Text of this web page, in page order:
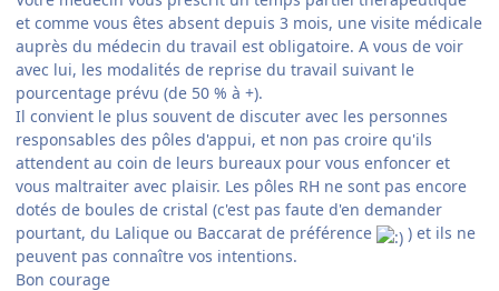
et comme vous êtes absent depuis 3 mois, une visite médicale
auprès du médecin du travail est obligatoire. A vous de voir
avec lui, les modalités de reprise du travail suivant le
pourcentage prévu (de 50 % à +).
Il convient le plus souvent de discuter avec les personnes
responsables des pôles d'appui, et non pas croire qu'ils
attendent au coin de leurs bureaux pour vous enfoncer et
vous maltraiter avec plaisir. Les pôles RH ne sont pas encore
dotés de boules de cristal (c'est pas faute d'en demander
pourtant, du Lalique ou Baccarat de préférence
) et ils ne
peuvent pas connaître vos intentions.
Bon courage